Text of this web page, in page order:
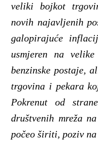
veliki bojkot
novih najavljenih
galopirajuće
usmjeren na
benzinske postaje,
trgovina i pekara
Pokrenut od
društvenih mreža
počeo širiti, poziv